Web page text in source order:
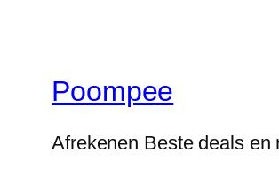
Poompee
Afrekenen Beste deals en